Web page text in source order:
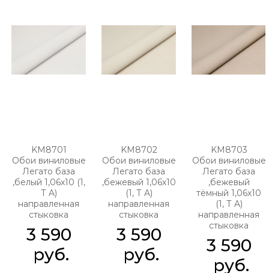
KM8701
Обои виниловые
Легато база
,белый 1,06х10 (1,
Т A)
направленная
стыковка
3 590
руб.
KM8702
Обои виниловые
Легато база
,бежевый 1,06х10
(1, Т A)
направленная
стыковка
3 590
руб.
KM8703
Обои виниловые
Легато база
,бежевый
тёмный 1,06х10
(1, Т A)
направленная
стыковка
3 590
руб.